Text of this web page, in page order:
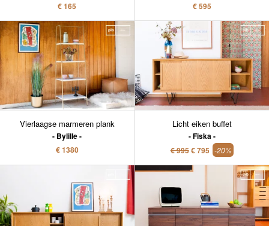
€ 165
€ 595
Vierlaagse marmeren plank
Bylille
€ 1380
Licht eiken buffet
Fiska
€ 995€ 795 -20%